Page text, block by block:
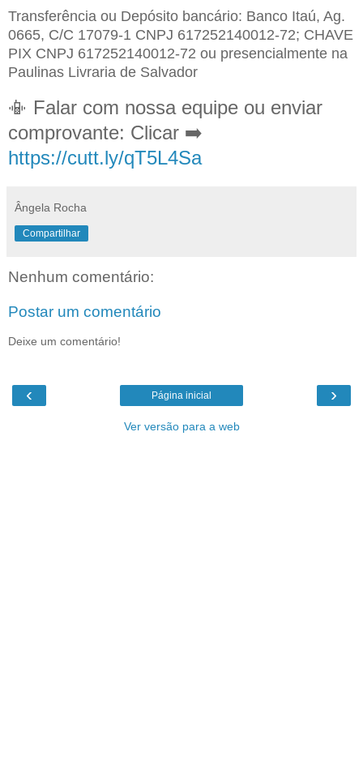
Transferência ou Depósito bancário: Banco Itaú, Ag.
0665, C/C 17079-1 CNPJ 617252140012-72; CHAVE
PIX CNPJ 617252140012-72 ou presencialmente na
Paulinas Livraria de Salvador
📳 Falar com nossa equipe ou enviar
comprovante: Clicar ➡️
https://cutt.ly/qT5L4Sa
Ângela Rocha
Compartilhar
Nenhum comentário:
Postar um comentário
Deixe um comentário!
‹ ›
Página inicial
Ver versão para a web